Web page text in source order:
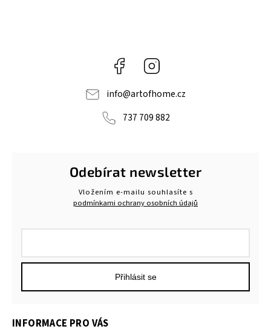
Facebook
info@artofhome.cz
737 709 882
Odebírat newsletter
Vložením e-mailu souhlasíte s
podmínkami ochrany osobních údajů
Přihlásit se
INFORMACE PRO VÁS